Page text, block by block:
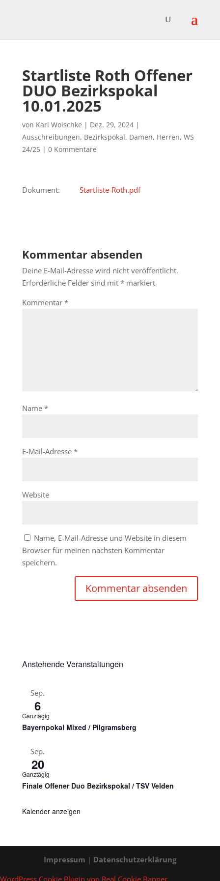
Startliste Roth Offener
DUO Bezirkspokal
10.01.2025
von Karl Woischke | Dez. 29, 2024|
Ausschreibungen, Bezirkspokal, Damen, Herren, WS
24/25| 0 Kommentare
Dokument: Startliste-Roth.pdf
Kommentar absenden
Deine E-Mail-Adresse wird nicht veröffentlicht.
Erforderliche Felder sind mit *markiert
Kommentar *
Name *
E-Mail-Adresse *
Website
Name, E-Mail-Adresse und Website in diesem
Browser für meinen nächsten Kommentar
speichern.
Anstehende Veranstaltungen
Sep.
6
Ganztägig
Bayernpokal Mixed / Pilgramsberg
Sep.
20
Ganztägig
Finale Offener Duo Bezirkspokal / TSV Velden
Kalender anzeigen
Impressum | Datenschutzerklärung
WordPress Cookie Plugin von Real Cookie Banner